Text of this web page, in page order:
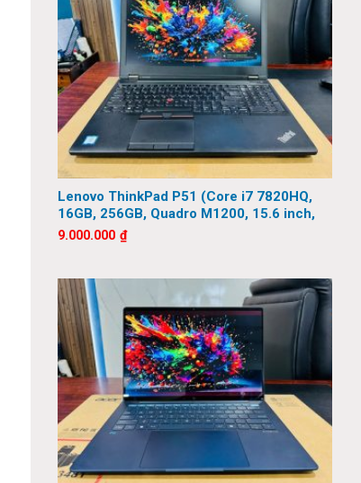
Lenovo ThinkPad P51 (Core i7 7820HQ,
16GB, 256GB, Quadro M1200, 15.6 inch,
FHD)
9.000.000 ₫